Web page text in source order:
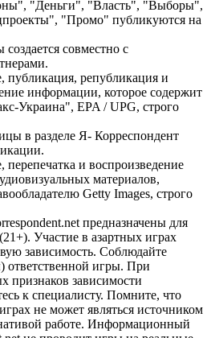
"Деньги", "Власть", "Выборы",
"Промо" публикуются на
совместно с
публикация, републикация и
информации, которое содержит
Украина", EPA / UPG, строго
в разделе Я- Корреспондент
и воспроизведение
материалов,
Getty Images, строго
предназначены для
Участие в азартных играх
зависимость. Соблюдайте
ответственной игры. При
признаков зависимости
к специалисту. Помните, что
не может являться источником
работе. Информационный